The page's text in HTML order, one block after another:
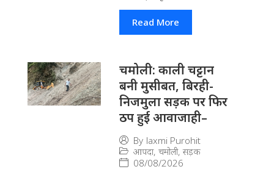
Read More
चमोली: काली चट्टान
बनी मुसीबत, बिरही-
निजमुला सड़क पर फिर
ठप हुई आवाजाही–
By laxmi Purohit
आपदा, चमोली, सड़क
08/08/2026